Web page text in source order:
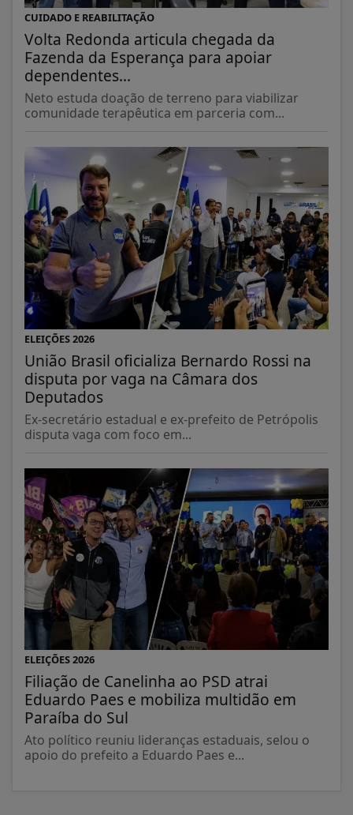
CUIDADO E REABILITAÇÃO
Volta Redonda articula chegada da
Fazenda da Esperança para apoiar
dependentes...
Neto estuda doação de terreno para viabilizar
comunidade terapêutica em parceria com...
ELEIÇÕES 2026
União Brasil oficializa Bernardo Rossi na
disputa por vaga na Câmara dos
Deputados
Ex-secretário estadual e ex-prefeito de Petrópolis
disputa vaga com foco em...
ELEIÇÕES 2026
Filiação de Canelinha ao PSD atrai
Eduardo Paes e mobiliza multidão em
Paraíba do Sul
Ato político reuniu lideranças estaduais, selou o
apoio do prefeito a Eduardo Paes e...